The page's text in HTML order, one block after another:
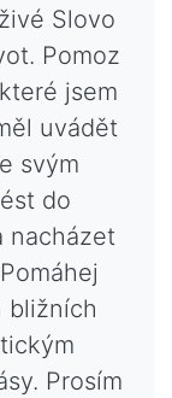
Slovo
Pomoz
jsem
uvádět
svým
do
nacházet
bližních
Prosím